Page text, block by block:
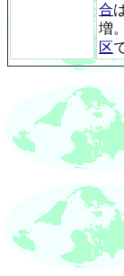
合
増。
区